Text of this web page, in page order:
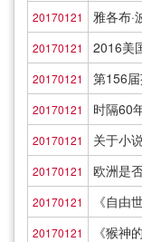
20170121 雅各布·
20170121 2016美
20170121 第156
20170121 时隔60
20170121 关于小
20170121 欧洲是
20170121 《自由
20170121 《猴神